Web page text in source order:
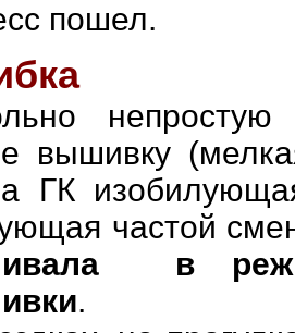
пошел.
вышивку
ГК
частой
в
.